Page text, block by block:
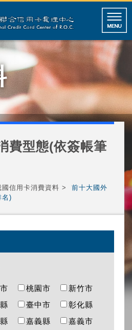
費型態(依簽帳筆
國信用卡消費資料
前十大國外
名)
桃園市
新竹市
臺中市
彰化縣
嘉義縣
嘉義市